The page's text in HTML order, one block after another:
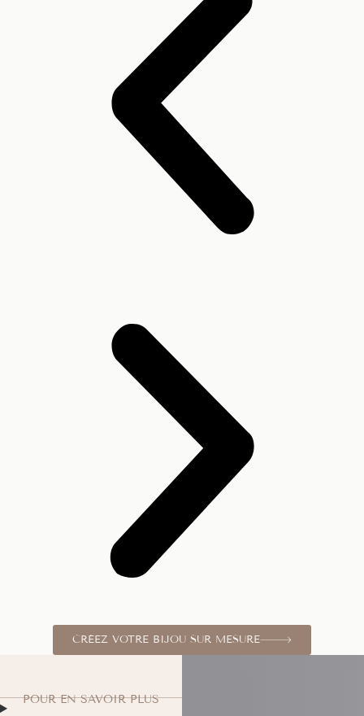
CRÉEZ VOTRE BIJOU SUR MESURE
POUR EN SAVOIR PLUS